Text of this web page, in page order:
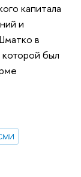
капитала
и
в
был